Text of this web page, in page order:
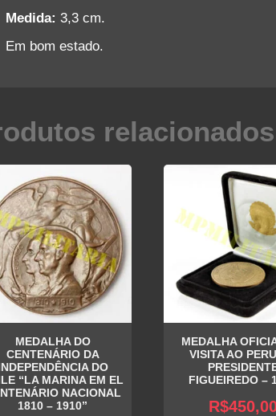
Medida: 3,3 cm.
Em bom estado.
relacionados
MEDALHA DO
CENTENÁRIO DA
DO
“LA MARINA EM EL
NACIONAL
1810 – 1910”
MEDALHA
VISITA AO
FIGUEIREDO –
R$